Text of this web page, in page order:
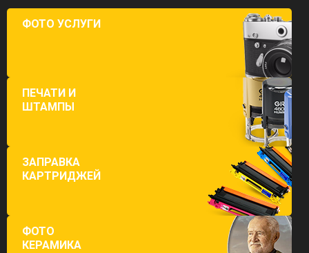
ФОТО УСЛУГИ
ПЕЧАТИ И
ШТАМПЫ
ЗАПРАВКА
КАРТРИДЖЕЙ
ФОТО
КЕРАМИКА